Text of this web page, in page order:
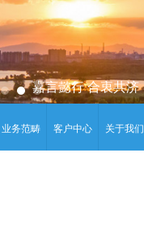
业务范畴 客户中心 关于我们
嘉言懿行合衷共济